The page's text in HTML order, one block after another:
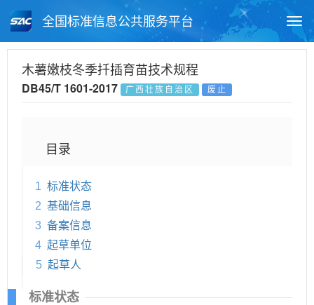
全国标准信息公共服务平台
月报查询 标准公告查询
木薯嫩枝冬季扦插育苗技术规程
DB45/T 1601-2017 广西壮族自治区 废止
目录
1 标准状态
2 基础信息
3 备案信息
4 起草单位
5 起草人
标准状态